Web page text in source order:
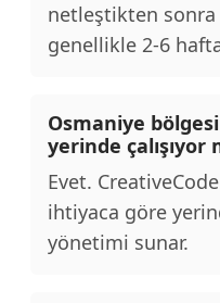
netleştikten
genellikle 2-6
Osmaniye
yerinde çalışıyor
Evet.
ihtiyaca göre
yönetimi sunar.